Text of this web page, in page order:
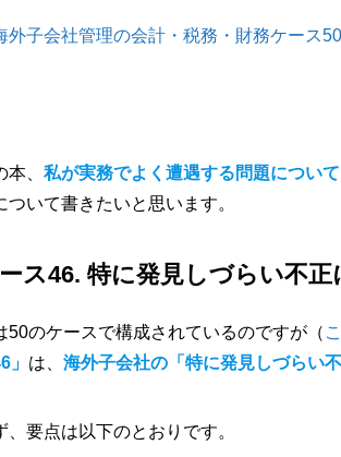
外子会社管理の会計・税務・財務ケース50
本、 私が実務でよく遭遇する問題につい
ついて書きたいと思います。
ス46. 特に発見しづらい不正
50のケースで構成されているのですが（
」 は、 海外子会社の「特に発見しづらい
、要点は以下のとおりです。